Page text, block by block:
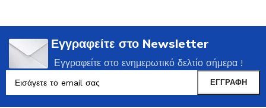
Εγγραφείτε στο Newsletter
Εγγραφείτε στο ενημερωτικό δελτίο σήμερα !